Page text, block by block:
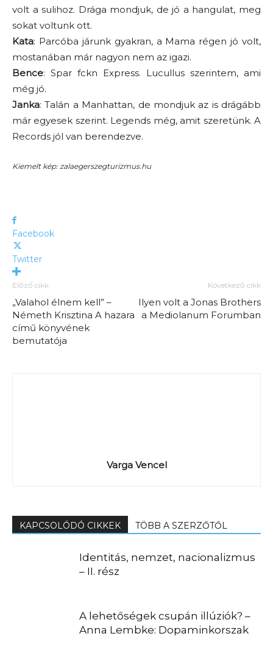
volt a sulihoz. Drága mondjuk, de jó a hangulat, meg
sokat voltunk ott.
Kata: Parcóba járunk gyakran, a Mama régen jó volt,
mostanában már nagyon nem az igazi.
Bence: Spar fckn Express. Lucullus szerintem, ami
még jó.
Janka: Talán a Manhattan, de mondjuk az is drágább
már egyesek szerint. Legends még, amit szeretünk. A
Records jól van berendezve.
Kiemelt kép: zalaegerszegturizmus.hu
Facebook
Twitter
Előző cikk
„Valahol élnem kell” –
Németh Krisztina A hazara
című könyvének
bemutatója
Következő cikk
Ilyen volt a Jonas Brothers
a Mediolanum Forumban
Varga Vencel
KAPCSOLÓDÓ CIKKEK TÖBB A SZERZŐTŐL
Identitás, nemzet, nacionalizmus
– II. rész
A lehetőségek csupán illúziók? –
Anna Lembke: Dopaminkorszak